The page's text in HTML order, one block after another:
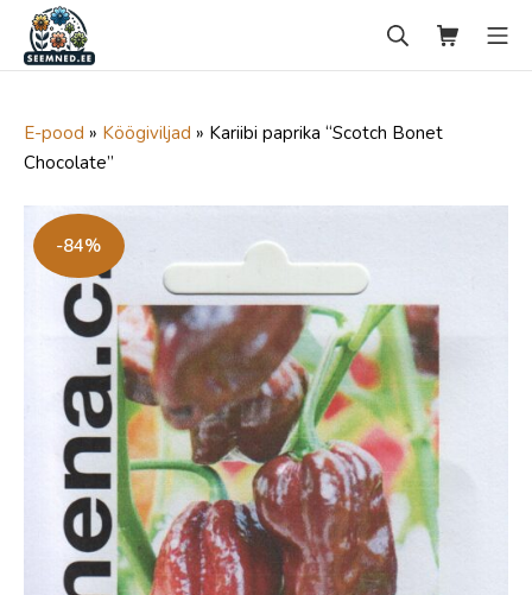
content
seemned.ee
SearchOstukorv
E-pood » Köögiviljad » Kariibi paprika “Scotch Bonet
Chocolate”
-84%